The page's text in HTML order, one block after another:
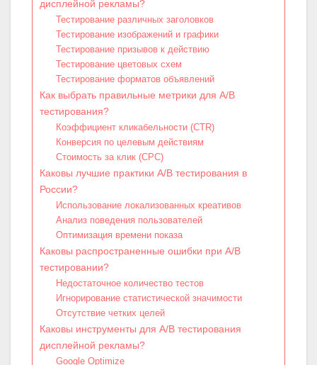
дисплейной рекламы?
Тестирование различных заголовков
Тестирование изображений и графики
Тестирование призывов к действию
Тестирование цветовых схем
Тестирование форматов объявлений
Как выбрать правильные метрики для A/B
тестирования?
Коэффициент кликабельности (CTR)
Конверсия по целевым действиям
Стоимость за клик (CPC)
Каковы лучшие практики A/B тестирования в
России?
Использование локализованных креативов
Анализ поведения пользователей
Оптимизация времени показа
Каковы распространенные ошибки при A/B
тестировании?
Недостаточное количество тестов
Игнорирование статистической значимости
Отсутствие четких целей
Каковы инструменты для A/B тестирования
дисплейной рекламы?
Google Optimize